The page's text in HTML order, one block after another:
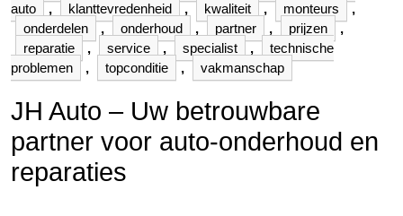
auto
, klanttevredenheid , kwaliteit , monteurs
,
onderdelen
, onderhoud , partner , prijzen
,
reparatie
, service , specialist ,
technische
problemen
, topconditie , vakmanschap
JH Auto – Uw betrouwbare
partner voor auto-onderhoud en
reparaties